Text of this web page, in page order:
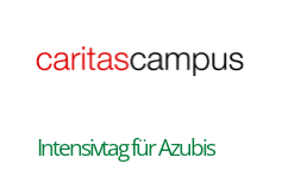
Intensivtag für Azubis: